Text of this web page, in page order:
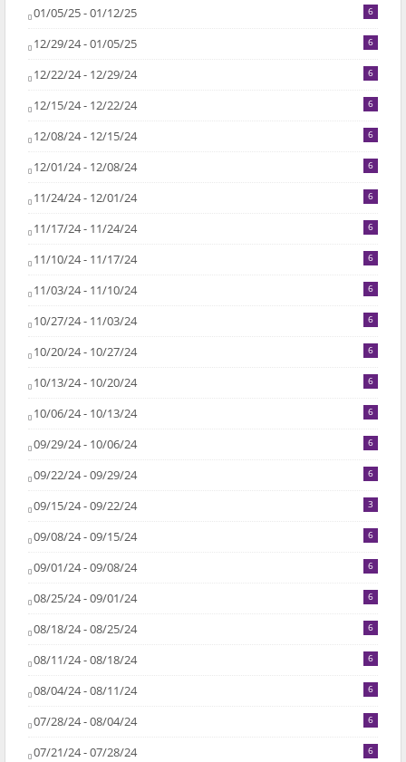
01/05/25 - 01/12/25 6
12/29/24 - 01/05/25 6
12/22/24 - 12/29/24 6
12/15/24 - 12/22/24 6
12/08/24 - 12/15/24 6
12/01/24 - 12/08/24 6
11/24/24 - 12/01/24 6
11/17/24 - 11/24/24 6
11/10/24 - 11/17/24 6
11/03/24 - 11/10/24 6
10/27/24 - 11/03/24 6
10/20/24 - 10/27/24 6
10/13/24 - 10/20/24 6
10/06/24 - 10/13/24 6
09/29/24 - 10/06/24 6
09/22/24 - 09/29/24 6
09/15/24 - 09/22/24 3
09/08/24 - 09/15/24 6
09/01/24 - 09/08/24 6
08/25/24 - 09/01/24 6
08/18/24 - 08/25/24 6
08/11/24 - 08/18/24 6
08/04/24 - 08/11/24 6
07/28/24 - 08/04/24 6
07/21/24 - 07/28/24 6